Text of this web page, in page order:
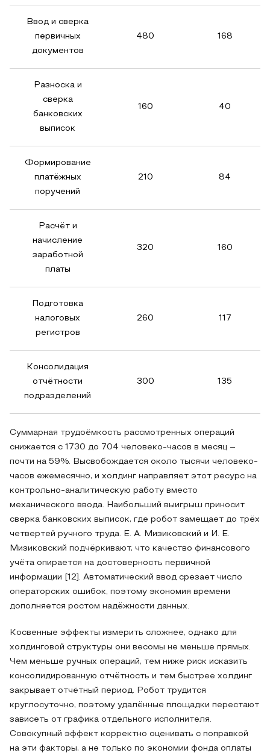
Ввод и сверка
первичных
документов
480 168
Разноска и
сверка
банковских
выписок
160 40
Формирование
платёжных
поручений
210 84
Расчёт и
начисление
заработной
платы
320 160
Подготовка
налоговых
регистров
260 117
Консолидация
отчётности
подразделений
300 135
Суммарная трудоёмкость рассмотренных операций
снижается с 1730 до 704 человеко-часов в месяц –
почти на 59%. Высвобождается около тысячи человеко-
часов ежемесячно, и холдинг направляет этот ресурс на
контрольно-аналитическую работу вместо
механического ввода. Наибольший выигрыш приносит
сверка банковских выписок, где робот замещает до трёх
четвертей ручного труда. Е. А. Мизиковский и И. Е.
Мизиковский подчёркивают, что качество финансового
учёта опирается на достоверность первичной
информации [12]. Автоматический ввод срезает число
операторских ошибок, поэтому экономия времени
дополняется ростом надёжности данных.
Косвенные эффекты измерить сложнее, однако для
холдинговой структуры они весомы не меньше прямых.
Чем меньше ручных операций, тем ниже риск исказить
консолидированную отчётность и тем быстрее холдинг
закрывает отчётный период. Робот трудится
круглосуточно, поэтому удалённые площадки перестают
зависеть от графика отдельного исполнителя.
Совокупный эффект корректно оценивать с поправкой
на эти факторы, а не только по экономии фонда оплаты